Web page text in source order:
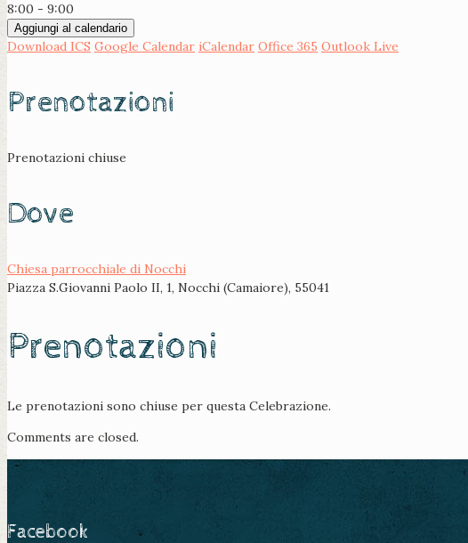
8:00 - 9:00
Aggiungi al calendario
Download ICS Google Calendar iCalendar Office 365 Outlook Live
Prenotazioni
Prenotazioni chiuse
Dove
Chiesa parrocchiale di Nocchi
Piazza S.Giovanni Paolo II, 1, Nocchi (Camaiore), 55041
Prenotazioni
Le prenotazioni sono chiuse per questa Celebrazione.
Comments are closed.
Facebook